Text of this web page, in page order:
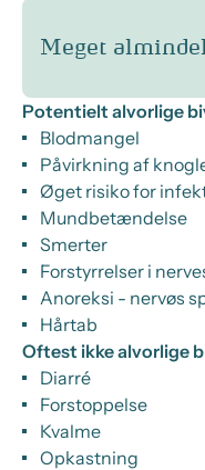
Meget
Potentielt alvorlige
Blodmangel
Påvirkning af
Øget risiko for
Mundbetændelse
Smerter
Forstyrrelser i
Anoreksi - nervøs
Hårtab
Oftest ikke alvorlige
Diarré
Forstoppelse
Kvalme
Opkastning